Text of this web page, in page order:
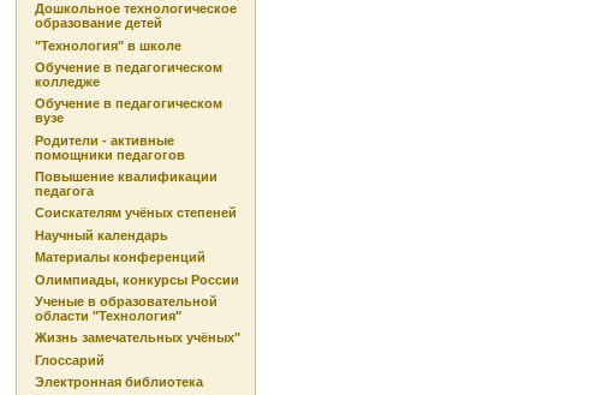
Дошкольное технологическое
образование детей
"Технология" в школе
Обучение в педагогическом
колледже
Обучение в педагогическом
вузе
Родители - активные
помощники педагогов
Повышение квалификации
педагога
Соискателям учёных степеней
Научный календарь
Материалы конференций
Олимпиады, конкурсы России
Ученые в образовательной
области "Технология"
Жизнь замечательных учёных"
Глоссарий
Электронная библиотека